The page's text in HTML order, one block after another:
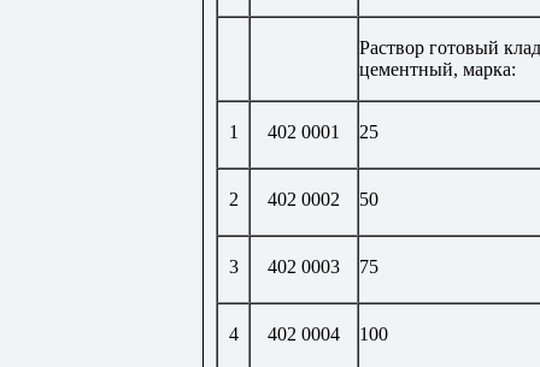
Раствор готовый
цементный, марка:
1 402 0001 25
2 402 0002 50
3 402 0003 75
4 402 0004 100